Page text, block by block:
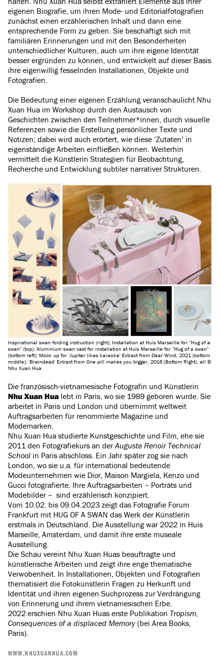
eigenen Biografie, um ihren Mode- und Editorialfotografien
zunächst einen erzählerischen Inhalt und dann eine
entsprechende Form zu geben. Sie beschäftigt sich mit
familiären Erinnerungen und mit den Besonderheiten
unterschiedlicher Kulturen, auch um ihre eigene Identität
besser ergründen zu können, und entwickelt auf dieser Basis
ihre eigenwillig fesselnden Installationen, Objekte und
Fotografien.
Die Bedeutung einer eigenen Erzählung veranschaulicht Nhu
Xuan Hua im Workshop durch den Austausch von
Geschichten zwischen den Teilnehmer*innen, durch visuelle
Referenzen sowie die Erstellung persönlicher Texte und
Notizen; dabei wird auch erörtert, wie diese ‘Zutaten’ in
eigenständige Arbeiten einfließen können. Weiterhin
vermittelt die Künstlerin Strategien für Beobachtung,
Recherche und Entwicklung subtiler narrativer Strukturen.
Inspirational swan folding instruction (right); Installation at Huis Marseille for ”Hug of a
swan“ (top); Aluminium swan cast for installation at Huis Marseille for ”Hug of a swan“
(bottom left); Mock up for 'Jupiter likes karaoke' Extract from Dear Wind, 2021 (bottom
middle); 'Braindead' Extract from One pill makes you bigger, 2016 (Bottom Right), all ©
Nhu Xuan Hua
Die französisch-vietnamesische Fotografin und Künstlerin
Nhu Xuan Hua lebt in Paris, wo sie 1989 geboren wurde. Sie
arbeitet in Paris und London und übernimmt weltweit
Auftragsarbeiten für renommierte Magazine und
Modemarken.
Nhu Xuan Hua studierte Kunstgeschichte und Film, ehe sie
2011 den Fotografiekurs an derAuguste Renoir Technical
School in Paris abschloss. Ein Jahr später zog sie nach
London, wo sie u.a. für international bedeutende
Modeunternehmen wie Dior, Maison Margiela, Kenzo und
Gucci fotografierte. Ihre Auftragsarbeiten – Porträts und
Modebilder – sind erzählerisch konzipiert.
Vom 10.02. bis 09.04.2023 zeigt das Fotografie Forum
Frankfurt mit HUG OF A SWAN das Werk der Künstlerin
erstmals in Deutschland. Die Ausstellung war 2022 in Huis
Marseille, Amsterdam, und damit ihre erste museale
Ausstellung.
Die Schau vereint Nhu Xuan Huas beauftragte und
künstlerische Arbeiten und zeigt ihre enge thematische
Verwobenheit. In Installationen, Objekten und Fotografien
thematisiert die Fotokünstlerin Fragen zu Herkunft und
Identität und ihren eigenen Suchprozess zur Verdrängung
von Erinnerung und ihrem vietnamesischen Erbe.
2022 erschien Nhu Xuan Huas erste Publikation Tropism,
Consequences of a displaced Memory(bei Area Books,
Paris).
WWW.NHUXUANHUA.COM